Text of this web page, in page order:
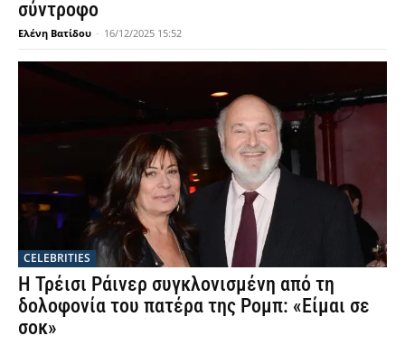
σύντροφο
Ελένη Βατίδου - 16/12/2025 15:52
CELEBRITIES
Η Τρέισι Ράινερ συγκλονισμένη από τη
δολοφονία του πατέρα της Ρομπ: «Είμαι σε
σοκ»